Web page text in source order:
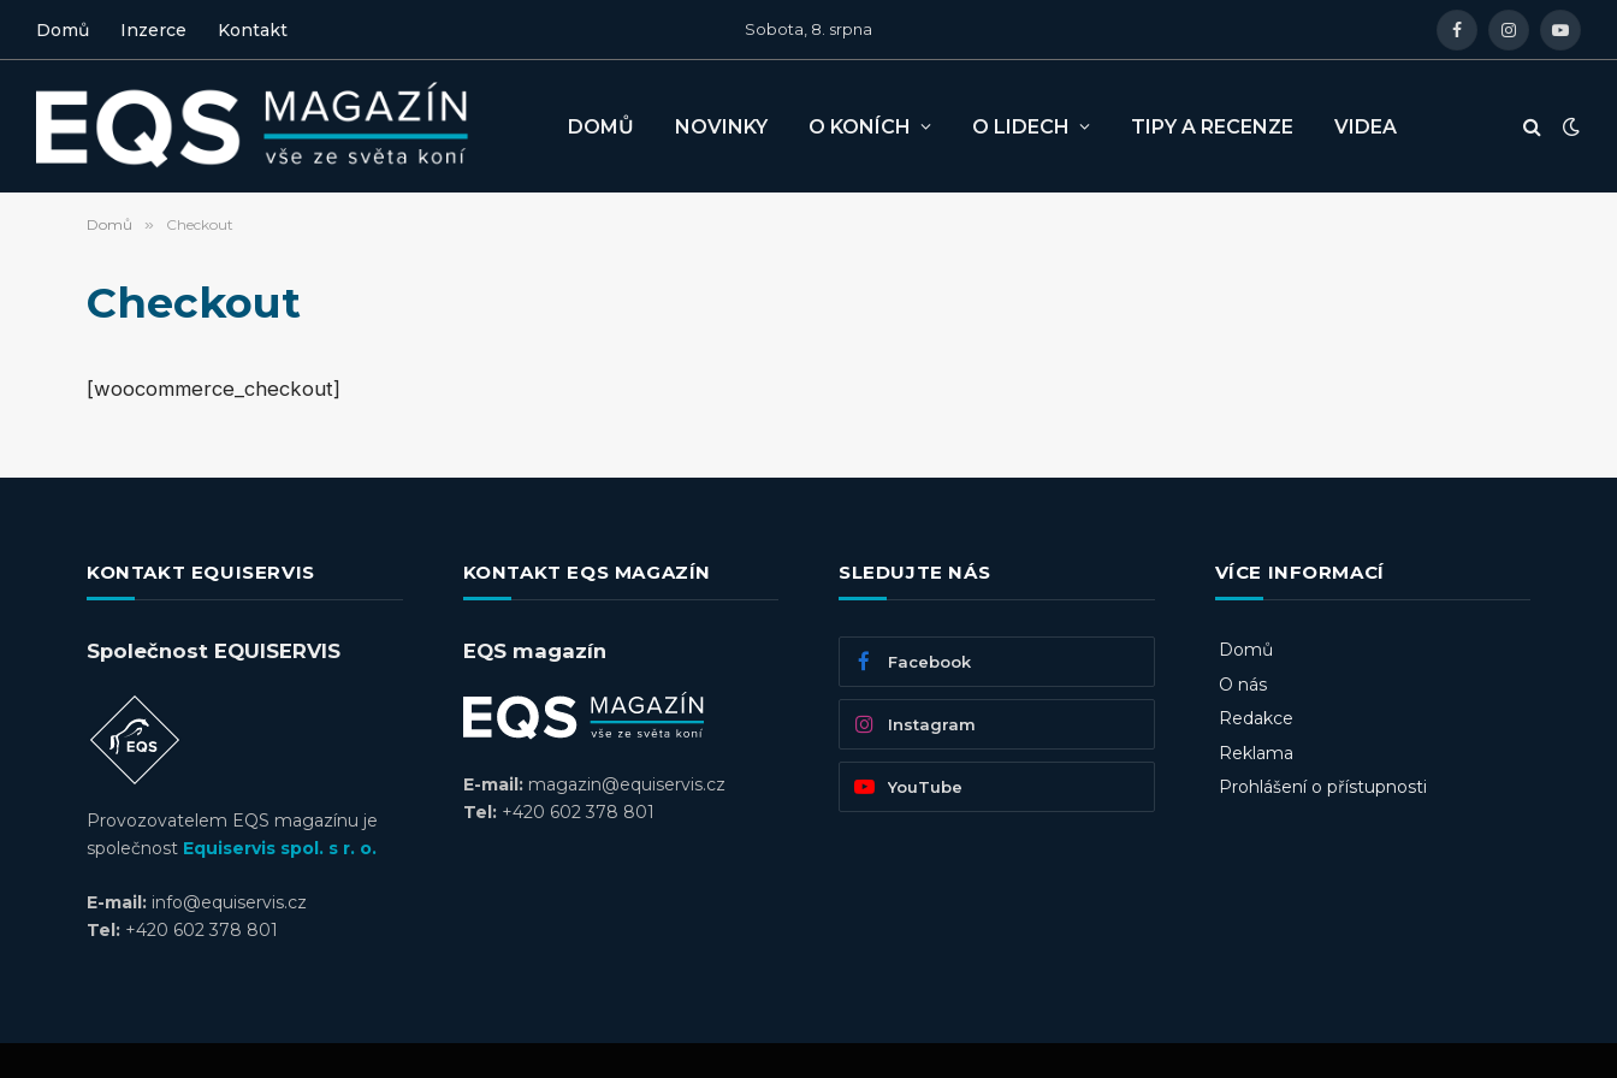
Domů Inzerce Kontakt Sobota, 8. srpna FacebookInstagram
DOMŮ NOVINKY O KONÍCH O LIDECH TIPY A RECENZE VIDEA
Domů » Checkout
Checkout
[woocommerce_checkout]
KONTAKT EQUISERVIS
Společnost EQUISERVIS
Provozovatelem EQS magazínu je
společnost Equiservis spol. s r. o.
E-mail: info@equiservis.cz
Tel: +420 602 378 801
KONTAKT EQS MAGAZÍN
EQS magazín
E-mail:magazin@equiservis.cz
Tel:+420 602 378 801
SLEDUJTE NÁS
Facebook
Instagram
YouTube
VÍCE INFORMACÍ
Domů
O nás
Redakce
Reklama
Prohlášení o přístupnosti